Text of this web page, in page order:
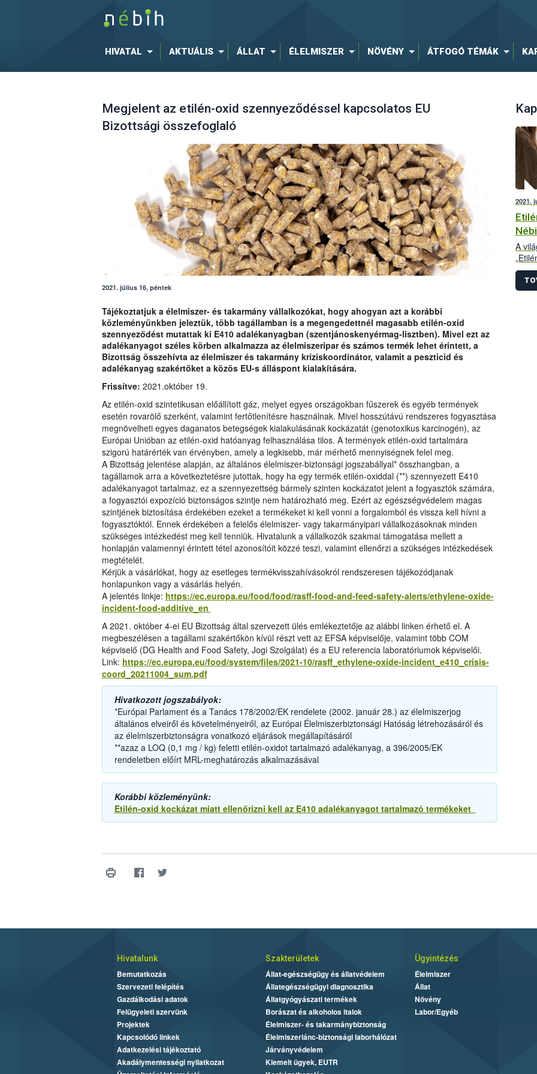
HIVATAL AKTUÁLIS ÁLLAT ÉLELMISZER NÖVÉNY ÁTFOGÓ TÉMÁK
Megjelent az etilén-oxid szennyeződéssel kapcsolatos EU
Bizottsági összefoglaló
2021. július 16, péntek
Tájékoztatjuk a élelmiszer- és takarmány vállalkozókat, hogy ahogyan azt a korábbi
közleményünkben jeleztük, több tagállamban is a megengedettnél magasabb etilén-oxid
szennyeződést mutattak ki E410 adalékanyagban (szentjánoskenyérmag-lisztben). Mivel ezt az
adalékanyagot széles körben alkalmazza az élelmiszeripar és számos termék lehet érintett, a
Bizottság összehívta az élelmiszer és takarmány kríziskoordinátor, valamit a peszticid és
adalékanyag szakértőket a közös EU-s álláspont kialakítására.
Frissítve: 2021.október 19.
Az etilén-oxid szintetikusan előállított gáz, melyet egyes országokban fűszerek és egyéb termények
esetén rovarölő szerként, valamint fertőtlenítésre használnak. Mivel hosszútávú rendszeres fogyasztása
megnövelheti egyes daganatos betegségek kialakulásának kockázatát (genotoxikus karcinogén), az
Európai Unióban az etilén-oxid hatóanyag felhasználása tilos. A termények etilén-oxid tartalmára
szigorú határérték van érvényben, amely a legkisebb, már mérhető mennyiségnek felel meg.
A Bizottság jelentése alapján, az általános élelmiszer-biztonsági jogszabállyal* összhangban, a
tagállamok arra a következtetésre jutottak, hogy ha egy termék etilén-oxiddal (**) szennyezett E410
adalékanyagot tartalmaz, ez a szennyezettség bármely szinten kockázatot jelent a fogyasztók számára,
a fogyasztói expozíció biztonságos szintje nem határozható meg. Ezért az egészségvédelem magas
szintjének biztosítása érdekében ezeket a termékeket ki kell vonni a forgalomból és vissza kell hívni a
fogyasztóktól. Ennek érdekében a felelős élelmiszer- vagy takarmányipari vállalkozásoknak minden
szükséges intézkedést meg kell tenniük. Hivatalunk a vállalkozók szakmai támogatása mellett a
honlapján valamennyi érintett tétel azonosítóit közzé teszi, valamint ellenőrzi a szükséges intézkedések
megtételét.
Kérjük a vásárlókat, hogy az esetleges termékvisszahívásokról rendszeresen tájékozódjanak
honlapunkon vagy a vásárlás helyén.
A jelentés linkje: https://ec.europa.eu/food/food/rasff-food-and-feed-safety-alerts/ethylene-oxide-
incident-food-additive_en
A 2021. október 4-ei EU Bizottság által szervezett ülés emlékeztetője az alábbi linken érhető el. A
megbeszélésen a tagállami szakértőkön kívül részt vett az EFSA képviselője, valamint több COM
képviselő (DG Health and Food Safety, Jogi Szolgálat) és a EU referencia laboratóriumok képviselői.
Link: https://ec.europa.eu/food/system/files/2021-10/rasff_ethylene-oxide-incident_e410_crisis-
coord_20211004_sum.pdf
Hivatkozott jogszabályok:
*Európai Parlament és a Tanács 178/2002/EK rendelete (2002. január 28.) az élelmiszerjog
általános elveiről és követelményeiről, az Európai Élelmiszerbiztonsági Hatóság létrehozásáról és
az élelmiszerbiztonságra vonatkozó eljárások megállapításáról
**azaz a LOQ (0,1 mg / kg) feletti etilén-oxidot tartalmazó adalékanyag, a 396/2005/EK
rendeletben előírt MRL-meghatározás alkalmazásával
Korábbi közleményünk:
Etilén-oxid kockázat miatt ellenőrizni kell az E410 adalékanyagot tartalmazó termékeket
2021.
A
azok
Hivatalunk
Bemutatkozás
Szervezeti felépítés
Gazdálkodási adatok
Felügyeleti szervünk
Projektek
Kapcsolódó linkek
Adatkezelési tájékoztató
Akadálymentességi nyilatkozat
Szakterületek
Állat-egészségügy és állatvédelem
Állategészségügyi diagnosztika
Állatgyógyászati termékek
Borászat és alkoholos italok
Élelmiszer- és takarmánybiztonság
Élelmiszerlánc-biztonsági laborhálózat
Járványvédelem
Kiemelt ügyek, EUTR
Ügyintézés
Élelmiszer
Állat
Növény
Labor/Egyéb